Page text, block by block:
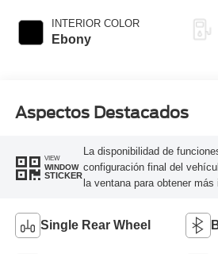
INTERIOR COLOR
Ebony
Aspectos Destacados
VIEW
WINDOW
STICKER
La disponibilidad de
configuración final del
la ventana para obtener más
Single Rear Wheel